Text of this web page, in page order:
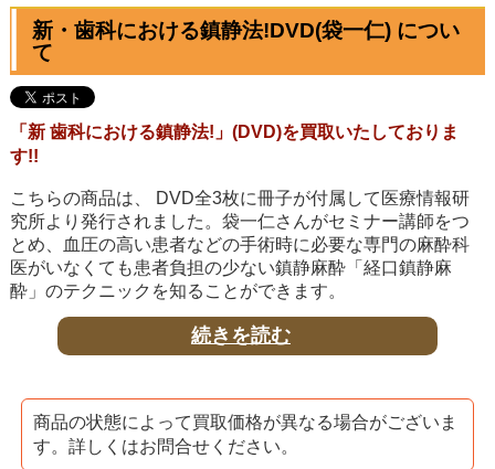
新・歯科における鎮静法!DVD(袋一仁) につい
て
「新 歯科における鎮静法!」(DVD)を買取いたしておりま
す!!
こちらの商品は、 DVD全3枚に冊子が付属して医療情報研
究所より発行されました。袋一仁さんがセミナー講師をつ
とめ、血圧の高い患者などの手術時に必要な専門の麻酔科
医がいなくても患者負担の少ない鎮静麻酔「経口鎮静麻
酔」のテクニックを知ることができます。
当店では歯科医師の皆様から商品を買取いたしておりま
す。まずは商品の価値を判断できる買取の専門店までお問
●買取方法は簡単3ステップ！
1.問い合わせて
続きを読む
商品の状態によって買取価格が異なる場合がございま
す。詳しくはお問合せください。